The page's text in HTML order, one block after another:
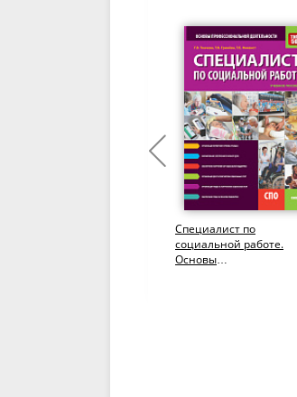
Специалист по
социальной работе.
Основы